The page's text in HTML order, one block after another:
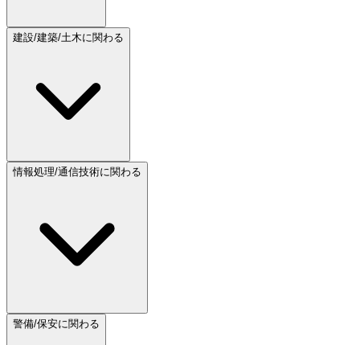
建設/建築/土木に関わる
情報処理/通信技術に関わる
警備/保安に関わる